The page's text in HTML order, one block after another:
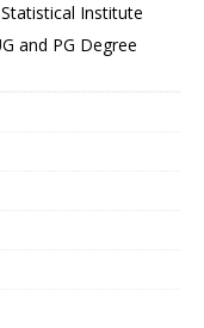
Statistical Institute
and PG Degree